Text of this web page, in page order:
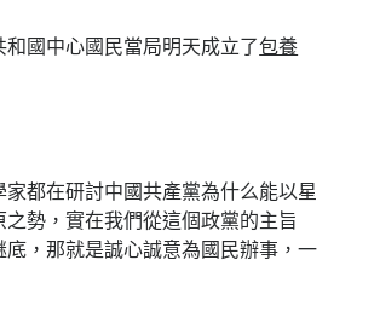
和國中心國民當局明天成立了包養
家都在研討中國共產黨為什么能以星
之勢，實在我們從這個政黨的主旨
底，那就是誠心誠意為國民辦事，一